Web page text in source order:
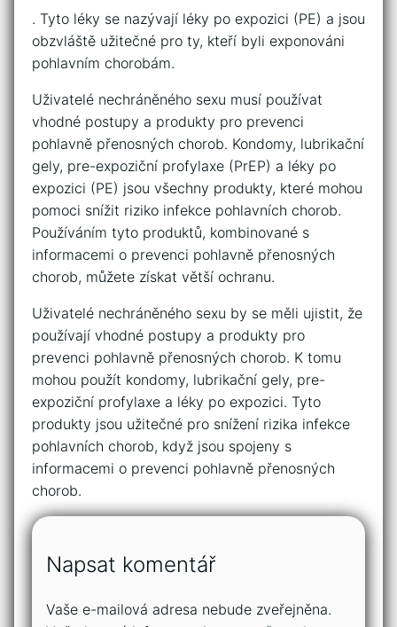
. Tyto léky se nazývají léky po expozici (PE) a jsou
obzvláště užitečné pro ty, kteří byli exponováni
pohlavním chorobám.
Uživatelé nechráněného sexu musí používat
vhodné postupy a produkty pro prevenci
pohlavně přenosných chorob. Kondomy, lubrikační
gely, pre-expoziční profylaxe (PrEP) a léky po
expozici (PE) jsou všechny produkty, které mohou
pomoci snížit riziko infekce pohlavních chorob.
Používáním tyto produktů, kombinované s
informacemi o prevenci pohlavně přenosných
chorob, můžete získat větší ochranu.
Uživatelé nechráněného sexu by se měli ujistit, že
používají vhodné postupy a produkty pro
prevenci pohlavně přenosných chorob. K tomu
mohou použít kondomy, lubrikační gely, pre-
expoziční profylaxe a léky po expozici. Tyto
produkty jsou užitečné pro snížení rizika infekce
pohlavních chorob, když jsou spojeny s
informacemi o prevenci pohlavně přenosných
chorob.
Napsat komentář
Vaše e-mailová adresa nebude zveřejněna.